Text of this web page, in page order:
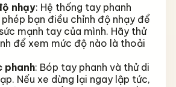
nhạy: Hệ thống tay phanh
bạn điều chỉnh độ nhạy để
mạnh tay của mình. Hãy thử
để xem mức độ nào là thoải
phanh: Bóp tay phanh và thử di
Nếu xe dừng lại ngay lập tức,